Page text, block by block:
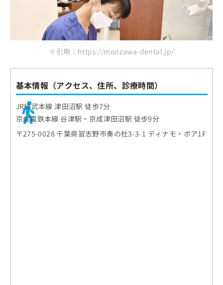
※引用：https://morizawa-dental.jp/
基本情報（アクセス、住所、診療時間）
JR総武本線 津田沼駅 徒歩7分
京成電鉄本線 谷津駅・京成津田沼駅 徒歩9分
〒275-0028 千葉県習志野市奏の杜3-3-1 ディナモ・ボア1F